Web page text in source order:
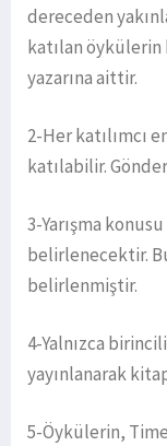
dereceden
katılan
yazarına aittir.
2-Her katılımcı
katılabilir.
3-Yarışma
belirlenecektir.
belirlenmiştir.
4-Yalnızca
yayınlanarak
5-Öykülerin,